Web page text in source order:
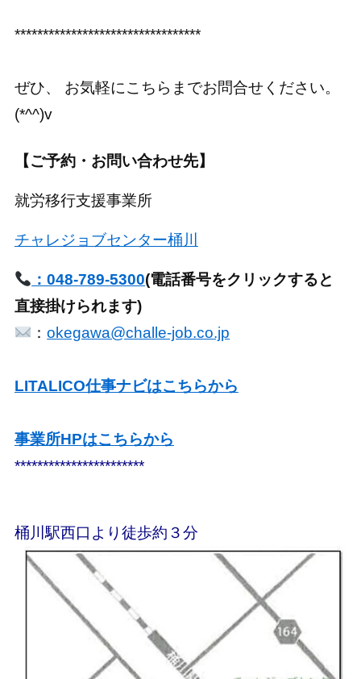
*********************************
ぜひ、 お気軽にこちらまでお問合せください。
(*^^)v
【ご予約・お問い合わせ先】
就労移行支援事業所
チャレジョブセンター桶川
：048-789-5300(電話番号をクリックすると
直接掛けられます)
：okegawa@challe-job.co.jp
LITALICO仕事ナビはこちらから
事業所HPはこちらから
***********************
桶川駅西口より徒歩約３分